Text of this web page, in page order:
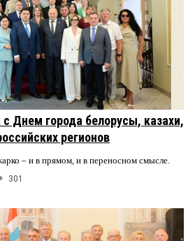
Днем города белорусы, казахи,
регионов
– и в прямом, и в переносном смысле.
301